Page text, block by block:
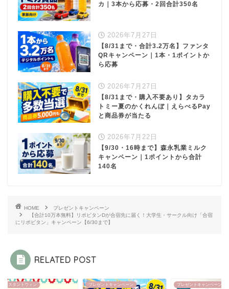
カ｜3本から応募・2回合計350名
2026年7月27日
【8/31まで・合計3.2万名】ファンタ
QRキャンペーン｜1本・1ポイントか
ら応募
2026年7月27日
【8/31まで・購入不要あり】タカラ
トミー夏のかくれんぼ｜えらべるPay
と商品券が当たる
2026年7月22日
【9/30・16時まで】森永乳業ミルク
キャンペーン｜1ポイントから合計
140名
HOME
プレゼントキャンペーン
【合計10万本無料】リポビタンDが合宿先に届く！大学生・サークル向け「合宿
にリポビタン」キャンペーン【6/30まで】
RELATED POST
タントウィン プレゼントキャンペーン プレゼントキャンペーン